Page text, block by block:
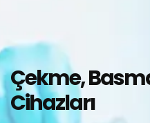
Çekme,
Cihazları